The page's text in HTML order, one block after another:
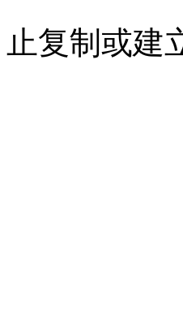
止复制或建